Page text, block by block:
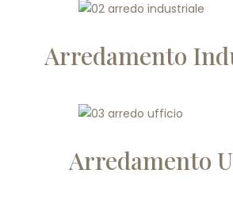
Arredamento
Arredamento